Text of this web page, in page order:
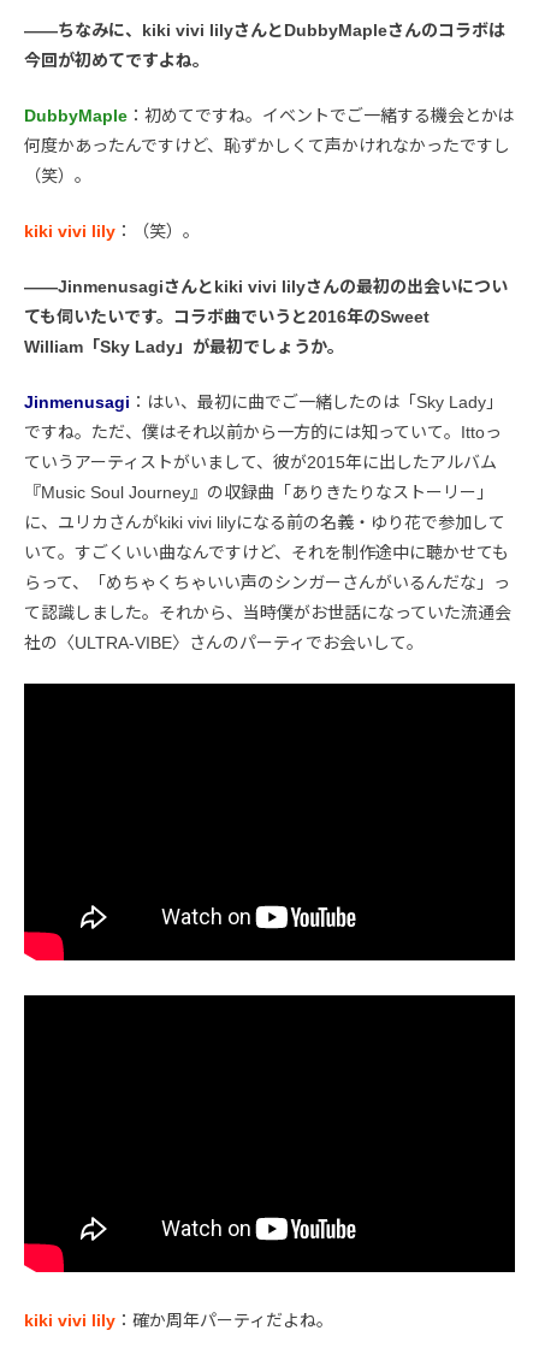
――ちなみに、kiki vivi lilyさんとDubbyMapleさんのコラボは
今回が初めてですよね。
DubbyMaple ：初めてですね。イベントでご一緒する機会とかは
何度かあったんですけど、恥ずかしくて声かけれなかったですし
（笑）。
kiki vivi lily ：（笑）。
――Jinmenusagiさんとkiki vivi lilyさんの最初の出会いについ
ても伺いたいです。コラボ曲でいうと2016年のSweet
William「Sky Lady」が最初でしょうか。
Jinmenusagi ：はい、最初に曲でご一緒したのは「Sky Lady」
ですね。ただ、僕はそれ以前から一方的には知っていて。Ittoっ
ていうアーティストがいまして、彼が2015年に出したアルバム
『Music Soul Journey』の収録曲「ありきたりなストーリー」
に、ユリカさんがkiki vivi lilyになる前の名義・ゆり花で参加して
いて。すごくいい曲なんですけど、それを制作途中に聴かせても
らって、「めちゃくちゃいい声のシンガーさんがいるんだな」っ
て認識しました。それから、当時僕がお世話になっていた流通会
社の〈ULTRA-VIBE〉さんのパーティでお会いして。
kiki vivi lily ：確か周年パーティだよね。